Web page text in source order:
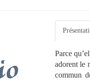
Parce
adorent le
commun